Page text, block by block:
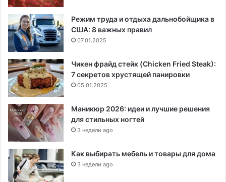
Режим труда и отдыха дальнобойщика в
США: 8 важных правил
07.01.2025
Чикен фрайд стейк (Chicken Fried Steak):
7 секретов хрустящей панировки
05.01.2025
Маникюр 2026: идеи и лучшие решения
для стильных ногтей
3 недели ago
Как выбирать мебель и товары для дома
3 недели ago